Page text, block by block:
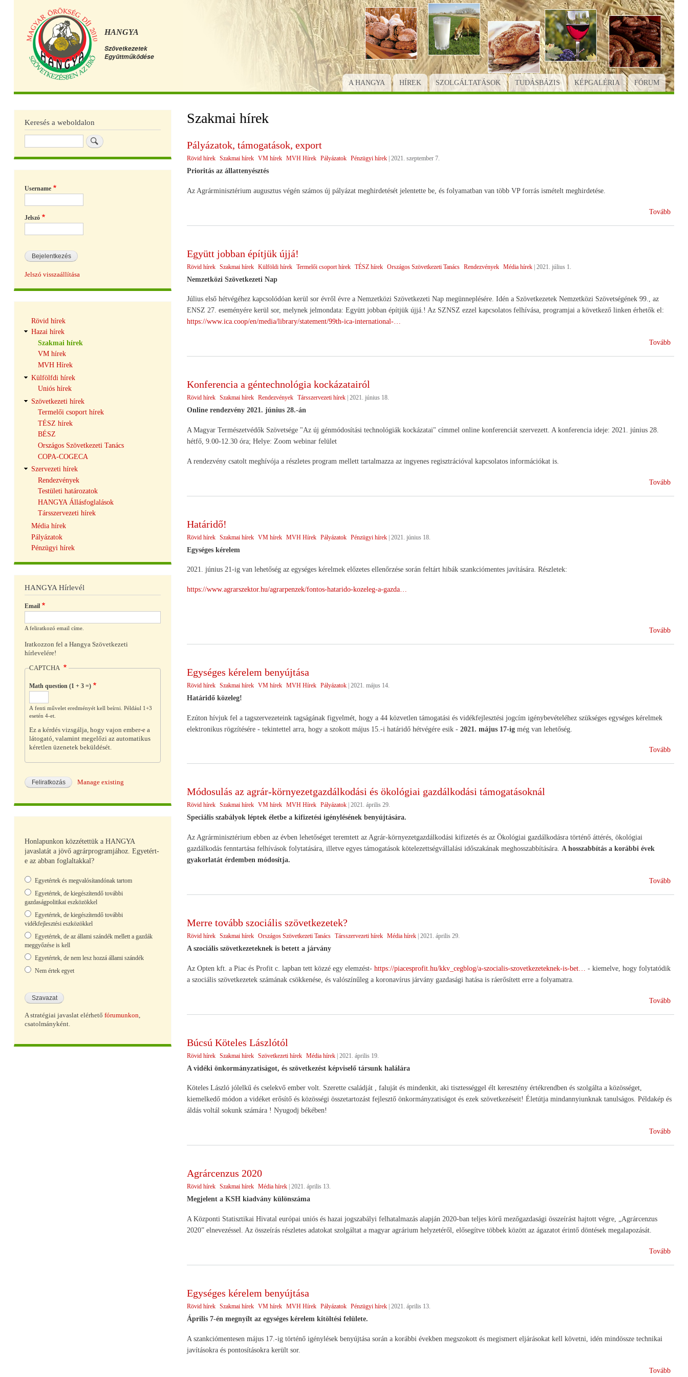
Ugrás
a
tartalomra
HANGYA
Szövetkezetek
Együttműködése
Főmenü
A HANGYA HÍREK SZOLGÁLTATÁSOK TUDÁSBÁZIS KÉPGALÉRIA FÓRUM
Szakmai hírek
Pályázatok, támogatások, export
Rövid hírek Szakmai hírek VM hírek MVH Hírek Pályázatok Pénzügyi hírek 2021. szeptember 7.
Prioritás az állattenyésztés
Az Agrárminisztérium augusztus végén számos új pályázat meghirdetését jelentette be, és folyamatban van több VP forrás ismételt meghirdetése.
Tovább
Együtt jobban építjük újjá!
Rövid hírek Szakmai hírek Külföldi hírek Termelői csoport hírek TÉSZ hírek Országos Szövetkezeti Tanács Rendezvények Média hírek | 2021. július 1.
Nemzetközi Szövetkezeti Nap
Július első hétvégéhez kapcsolódóan kerül sor évről évre a Nemzetközi Szövetkezeti Nap megünneplésére. Idén a Szövetkezetek Nemzetközi Szövetségének 99., az
ENSZ 27. eseményére kerül sor, melynek jelmondata: Együtt jobban építjük újjá.! Az SZNSZ ezzel kapcsolatos felhívása, programjai a következő linken érhetők el:
https://www.ica.coop/en/media/library/statement/99th-ica-international-…
Tovább
Konferencia a géntechnológia kockázatairól
Rövid hírek Szakmai hírek Rendezvények Társszervezeti hírek 2021. június 18.
Online rendezvény 2021. június 28.-án
A Magyar Természetvédők Szövetsége "Az új génmódosítási technológiák kockázatai" címmel online konferenciát szervezett. A konferencia ideje: 2021. június 28.
hétfő, 9.00-12.30 óra; Helye: Zoom webinar felület
A rendezvény csatolt meghívója a részletes program mellett tartalmazza az ingyenes regisztrációval kapcsolatos információkat is.
Tovább
Határidő!
Rövid hírek Szakmai hírek VM hírek MVH Hírek Pályázatok Pénzügyi hírek | 2021. június 18.
Egységes kérelem
2021. június 21-ig van lehetőség az egységes kérelmek előzetes ellenőrzése során feltárt hibák szankciómentes javítására. Részletek:
https://www.agrarszektor.hu/agrarpenzek/fontos-hatarido-kozeleg-a-gazda…
Tovább
Egységes kérelem benyújtása
Rövid hírek Szakmai hírek VM hírek MVH Hírek Pályázatok | 2021. május 14.
Határidő közeleg!
Ezúton hívjuk fel a tagszervezeteink tagságának figyelmét, hogy a 44 közvetlen támogatási és vidékfejlesztési jogcím igénybevételéhez szükséges egységes kérelmek
elektronikus rögzítésére - tekintettel arra, hogy a szokott május 15.-i határidő hétvégére esik - 2021. május 17-ig még van lehetőség.
Tovább
Módosulás az agrár-környezetgazdálkodási és ökológiai gazdálkodási támogatásoknál
Rövid hírek Szakmai hírek VM hírek MVH Hírek Pályázatok 2021. április 29.
Speciális szabályok léptek életbe a kifizetési igénylésének benyújtására.
Az Agrárminisztérium ebben az évben lehetőséget teremtett az Agrár-környezetgazdálkodási kifizetés és az Ökológiai gazdálkodásra történő áttérés, ökológiai
gazdálkodás fenntartása felhívások folytatására, illetve egyes támogatások kötelezettségvállalási időszakának meghosszabbítására. A hosszabbítás a korábbi évek
gyakorlatát érdemben módosítja.
Tovább
Merre tovább szociális szövetkezetek?
Rövid hírek Szakmai hírek Országos Szövetkezeti Tanács Társszervezeti hírek Média hírek 2021. április 29.
A szociális szövetkezeteknek is betett a járvány
Az Opten kft. a Piac és Profit c. lapban tett közzé egy elemzést- https://piacesprofit.hu/kkv_cegblog/a-szocialis-szovetkezeteknek-is-bet…
- kiemelve, hogy folytatódik
a szociális szövetkezetek számának csökkenése, és valószínűleg a koronavírus járvány gazdasági hatása is ráerősített erre a folyamatra.
Tovább
Búcsú Köteles Lászlótól
Rövid hírek Szakmai hírek Szövetkezeti hírek Média hírek | 2021. április 19.
A vidéki önkormányzatiságot, és szövetkezést képviselő társunk halálára
Köteles László jólelkű és cselekvő ember volt. Szerette családját , faluját és mindenkit, aki tisztességgel élt keresztény értékrendben és szolgálta a közösséget,
kiemelkedő módon a vidéket erősítő és közösségi összetartozást fejlesztő önkormányzatiságot és ezek szövetkezéseit! Életútja mindannyiunknak tanulságos. Példakép és
áldás voltál sokunk számára ! Nyugodj békében!
Tovább
Agrárcenzus 2020
Rövid hírek Szakmai hírek Média hírek 2021. április 13.
Megjelent a KSH kiadvány különszáma
A Központi Statisztikai Hivatal európai uniós és hazai jogszabályi felhatalmazás alapján 2020-ban teljes körű mezőgazdasági összeírást hajtott végre, „Agrárcenzus
2020” elnevezéssel. Az összeírás részletes adatokat szolgáltat a magyar agrárium helyzetéről, elősegítve többek között az ágazatot érintő döntések megalapozását.
Tovább
Egységes kérelem benyújtása
Rövid hírek Szakmai hírek VM hírek MVH Hírek Pályázatok Pénzügyi hírek | 2021. április 13.
Április 7-én megnyílt az egységes kérelem kitöltési felülete.
A szankciómentesen május 17.-ig történő igénylések benyújtása során a korábbi években megszokott és megismert eljárásokat kell követni, idén mindössze technikai
javításokra és pontosításokra került sor.
Tovább
Keresés a weboldalon
Username
Jelszó
Jelszó visszaállítása
navigáció
Rövid hírek
Hazai hírek
Szakmai hírek
VM hírek
MVH Hírek
Külfölfdi hírek
Uniós hírek
Szövetkezeti hírek
Termelői csoport hírek
TÉSZ hírek
BÉSZ
Országos Szövetkezeti Tanács
COPA-COGECA
Szervezeti hírek
Rendezvények
Testületi határozatok
HANGYA Állásfoglalások
Társszervezeti hírek
Média hírek
Pályázatok
Pénzügyi hírek
HANGYA Hírlevél
Email
A feliratkozó email címe.
Iratkozzon fel a Hangya Szövetkezeti
hírlevelére!
CAPTCHA
Math question (1 + 3 =)
A fenti művelet eredményét kell beírni. Például 1+3
esetén 4-et.
Ez a kérdés vizsgálja, hogy vajon ember-e a
látogató, valamint megelőzi az automatikus
kéretlen üzenetek beküldését.
Manage existing
Honlapunkon közzétettük a HANGYA
javaslatát a jövő agrárprogramjához. Egyetért-
e az abban foglaltakkal?
Választások
Egyetértek és megvalósítandónak tartom
Egyetértek, de kiegészítendő további
gazdaságpolitikai eszközökkel
Egyetértek, de kiegészítendő további
vidékfejlesztési eszközökkel
Egyetértek, de az állami szándék mellett a gazdák
meggyőzése is kell
Egyetértek, de nem lesz hozzá állami szándék
Nem értek egyet
A stratégiai javaslat elérhető fórumunkon
csatolmányként.